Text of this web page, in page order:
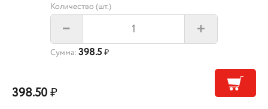
Количество (шт.)
– +
Сумма: 398.5 ₽
398.50₽